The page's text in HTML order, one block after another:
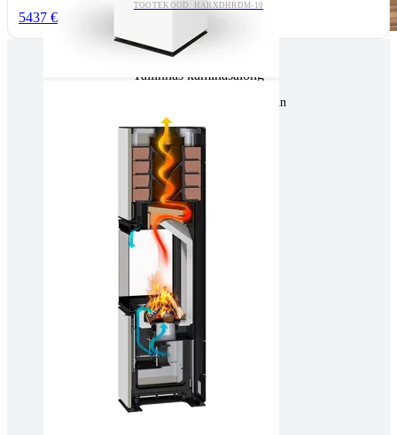
TOOTEKOOD: HARXDHRDM-10
5437 €
Tallinnas kaminasalong
Pärnu mnt. 139E/2, 11317, Tallinn
(+372) 677 6977
kaminakoda@kaminakoda.ee
E-R 10:00-18:30
Tartus kivi töötlemine
Tähe 127E, Tartu
(+372) 747 7107
vaino@raidkivi.ee
E-R 09:00–17:00